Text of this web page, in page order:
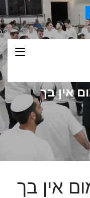
אין בך
אין בך